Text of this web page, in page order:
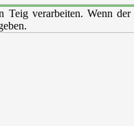
Teig verarbeiten. Wenn